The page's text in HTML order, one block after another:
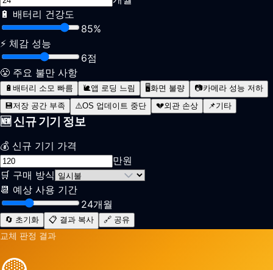
🔋 배터리 건강도
85%
⚡ 체감 성능
6점
😤 주요 불만 사항
🔋 배터리 소모 빠름 🐌앱 로딩 느림 🖥️화면 불량 📷카메라 성능 저하
💾저장 공간 부족 ⚠️OS 업데이트 중단 💔외관 손상 📌기타
🆕 신규 기기 정보
💰 신규 기기 가격
만원
🛒 구매 방식
📆 예상 사용 기간
24개월
🔄 초기화 📋 결과 복사 🔗 공유
교체 판정 결과